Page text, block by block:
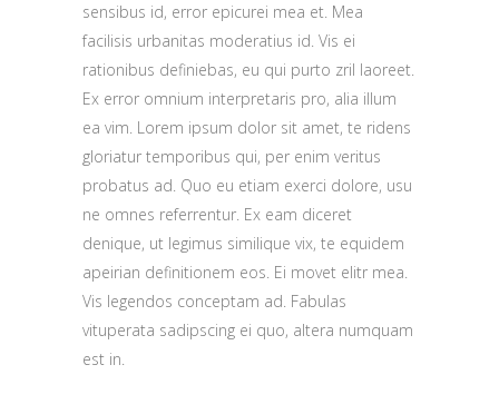
sensibus id, error epicurei mea et. Mea
facilisis urbanitas moderatius id. Vis ei
rationibus definiebas, eu qui purto zril laoreet.
Ex error omnium interpretaris pro, alia illum
ea vim. Lorem ipsum dolor sit amet, te ridens
gloriatur temporibus qui, per enim veritus
probatus ad. Quo eu etiam exerci dolore, usu
ne omnes referrentur. Ex eam diceret
denique, ut legimus similique vix, te equidem
apeirian definitionem eos. Ei movet elitr mea.
Vis legendos conceptam ad. Fabulas
vituperata sadipscing ei quo, altera numquam
est in.